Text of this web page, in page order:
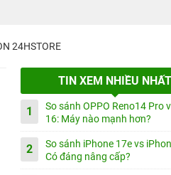
24HSTORE
TIN XEM NHIỀU NHẤT
1
So sánh OPPO Reno14 Pro
16: Máy nào mạnh hơn?
2
So sánh iPhone 17e vs
Có đáng nâng cấp?